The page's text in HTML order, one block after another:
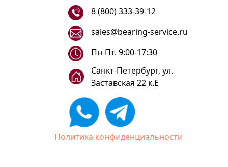
8 (800) 333-39-12
sales@bearing-service.ru
Санкт-Петербург, ул.
Заставская 22 к.Е
Пн-Пт. 9:00-17:30
Политика конфиденциальности